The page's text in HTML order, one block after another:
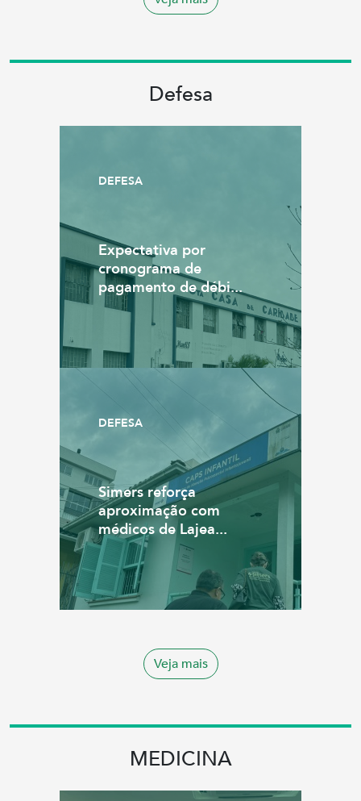
Defesa
DEFESA
Expectativa por
cronograma de
pagamento de débi...
DEFESA
Simers reforça
aproximação com
médicos de Lajea...
Veja mais
MEDICINA